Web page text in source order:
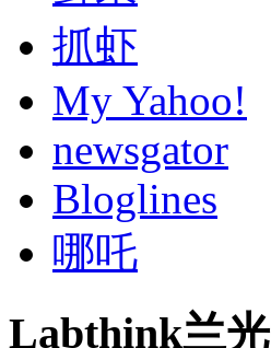
抓虾
My Yahoo!
newsgator
Bloglines
哪吒
Labthink兰光